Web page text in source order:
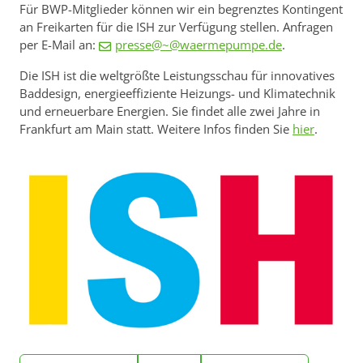
Für BWP-Mitglieder können wir ein begrenztes Kontingent
an Freikarten für die ISH zur Verfügung stellen. Anfragen
per E-Mail an:
presse@~@waermepumpe.de.
Die ISH ist die weltgrößte Leistungsschau für innovatives
Baddesign, energieeffiziente Heizungs- und Klimatechnik
und erneuerbare Energien. Sie findet alle zwei Jahre in
Frankfurt am Main statt. Weitere Infos finden Sie hier.